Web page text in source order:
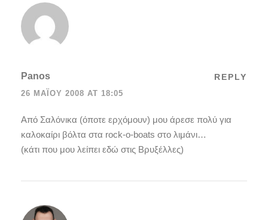
Panos
26 ΜΑΪ́ΟΥ 2008 AT 18:05
REPLY
Από Σαλόνικα (όποτε ερχόμουν) μου άρεσε πολύ για
καλοκαίρι βόλτα στα rock-o-boats στο λιμάνι…
(κάτι που μου λείπει εδώ στις Βρυξέλλες)